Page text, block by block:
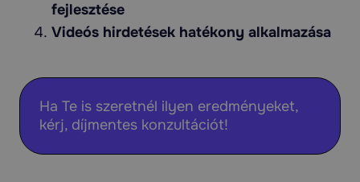
fejlesztése
Videós hirdetések hatékony alkalmazása
Ha Te is szeretnél ilyen eredményeket,
kérj, díjmentes konzultációt!